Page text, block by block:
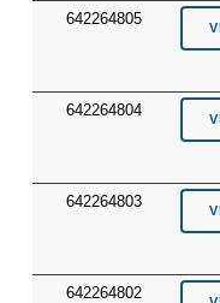
642264805
642264804
642264803
642264802